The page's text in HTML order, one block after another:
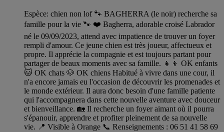
Espèce: chien non lof 🐾 BAGHERRA (le noir) recherche sa
famille pour la vie 🐾 ❤️ Bagherra, adorable croisé Labrador
né le 09/09/2023, attend avec impatience de trouver un foyer
rempli d'amour. Ce jeune chien est très joueur, affectueux et
propre. Il apprécie la compagnie et est toujours partant pour
partager de beaux moments avec sa famille. 👧👦 OK enfants
🐱 OK chats 🐶 OK chiens Habitué à vivre dans une cour, il
n'a encore jamais eu l'occasion de découvrir les promenades et
le monde extérieur. Il aura donc besoin d'une famille patiente
qui l'accompagnera dans cette nouvelle aventure avec douceur
et bienveillance. 🏡 Il recherche un foyer aimant où il pourra
s'épanouir, apprendre et profiter pleinement de sa nouvelle
vie. 📍 Visible à Orange 📞 Renseignements : 06 51 41 58 69